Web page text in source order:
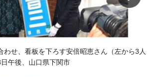
わせ、看板を下ろす安倍昭恵さん（左から3人
午後、山口県下関市